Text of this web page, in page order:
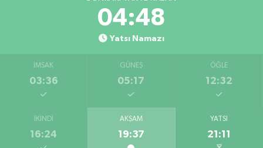
04:47
Yatsı Namazı
İMSAK
03:36
GÜNEŞ
05:17
ÖĞLE
12:32
İKINDI
16:24
AKŞAM
19:37
YATSI
21:11